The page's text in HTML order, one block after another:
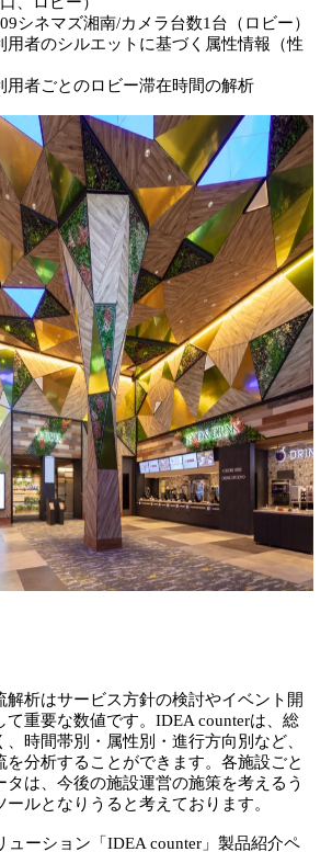
湘南/カメラ台数1台（ロビー）
のシルエットに基づく属性情報（性
ロビー滞在時間の解析
解析はサービス方針の検討やイベント開
て重要な数値です。IDEA counterは、総
時間帯別・属性別・進行方向別など、
を分析することができます。各施設ごと
タは、今後の施設運営の施策を考えるう
ルとなりうると考えております。
ューション「IDEA counter」製品紹介ペ